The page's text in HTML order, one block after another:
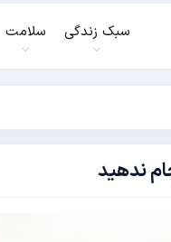
سبک زندگی سلامت